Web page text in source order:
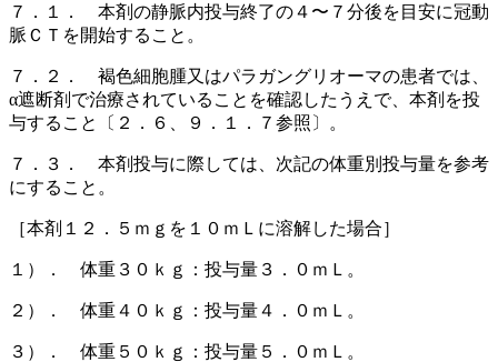
７．１． 本剤の静脈内投与終了の４〜７分後を目安に冠動
脈ＣＴを開始すること。
７．２． 褐色細胞腫又はパラガングリオーマの患者では、
α遮断剤で治療されていることを確認したうえで、本剤を投
与すること〔２．６、９．１．７参照〕。
７．３． 本剤投与に際しては、次記の体重別投与量を参考
にすること。
［本剤１２．５ｍｇを１０ｍＬに溶解した場合］
１）． 体重３０ｋｇ：投与量３．０ｍＬ。
２）． 体重４０ｋｇ：投与量４．０ｍＬ。
３）． 体重５０ｋｇ：投与量５．０ｍＬ。